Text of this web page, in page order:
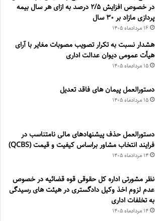
در خصوص افزایش ۵‏‏‏‏‏‏‏‏‏/۲ درصد به ازای هر سال بیمه
پردازی مازاد بر ۳۰‏ سال
۱۶ مرداد‌ماه ۱۴۰۵
هشدار نسبت به تکرار تصویب مصوبات مغایر با آرای
هیأت عمومی دیوان عدالت اداری
۱۵ مرداد‌ماه ۱۴۰۵
دستورالعمل پیمان های فاقد تعدیل
۱۵ مرداد‌ماه ۱۴۰۵
دستورالعمل حذف پيشنهادهای مالی نامتناسب در
فرايند انتخاب مشاور براساس كيفيت و قيمت (QCBS)
۱۴ مرداد‌ماه ۱۴۰۵
نظر مشورتی اداره کل حقوقی قوه قضائیه در خصوص
عدم لزوم اخذ وکیل دادگستری در هیئت های رسیدگی
به تخلفات اداری
۱۴ مرداد‌ماه ۱۴۰۵